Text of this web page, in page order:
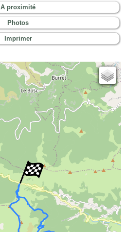
A proximité
Photos
Imprimer
Cartes IGN
Open Topo Map
Open Street Map
ESRI Word Imagery